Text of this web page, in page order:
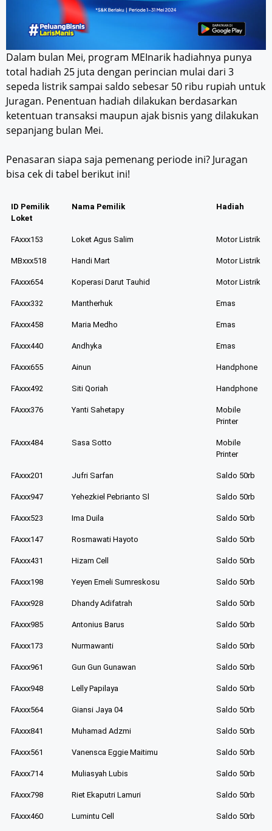
Dalam bulan Mei, program MEInarik hadiahnya punya
total hadiah 25 juta dengan perincian mulai dari 3
sepeda listrik sampai saldo sebesar 50 ribu rupiah untuk
Juragan. Penentuan hadiah dilakukan berdasarkan
ketentuan transaksi maupun ajak bisnis yang dilakukan
sepanjang bulan Mei.
Penasaran siapa saja pemenang periode ini? Juragan
bisa cek di tabel berikut ini!
ID Pemilik
Loket
Nama Pemilik Hadiah
FAxxx153 Loket Agus Salim Motor Listrik
MBxxx518 Handi Mart Motor Listrik
FAxxx654 Koperasi Darut Tauhid Motor Listrik
FAxxx332 Mantherhuk Emas
FAxxx458 Maria Medho Emas
FAxxx440 Andhyka Emas
FAxxx655 Ainun Handphone
FAxxx492 Siti Qoriah Handphone
FAxxx376 Yanti Sahetapy
Mobile
Printer
FAxxx484 Sasa Sotto
Mobile
Printer
FAxxx201 Jufri Sarfan Saldo 50rb
FAxxx947 Yehezkiel Pebrianto Sl Saldo 50rb
FAxxx523 Ima Duila Saldo 50rb
FAxxx147 Rosmawati Hayoto Saldo 50rb
FAxxx431 Hizam Cell Saldo 50rb
FAxxx198 Yeyen Emeli Sumreskosu Saldo 50rb
FAxxx928 Dhandy Adifatrah Saldo 50rb
FAxxx985 Antonius Barus Saldo 50rb
FAxxx173 Nurmawanti Saldo 50rb
FAxxx961 Gun Gun Gunawan Saldo 50rb
FAxxx948 Lelly Papilaya Saldo 50rb
FAxxx564 Giansi Jaya 04 Saldo 50rb
FAxxx841 Muhamad Adzmi Saldo 50rb
FAxxx561 Vanensca Eggie Maitimu Saldo 50rb
FAxxx714 Muliasyah Lubis Saldo 50rb
FAxxx798 Riet Ekaputri Lamuri Saldo 50rb
FAxxx460 Lumintu Cell Saldo 50rb